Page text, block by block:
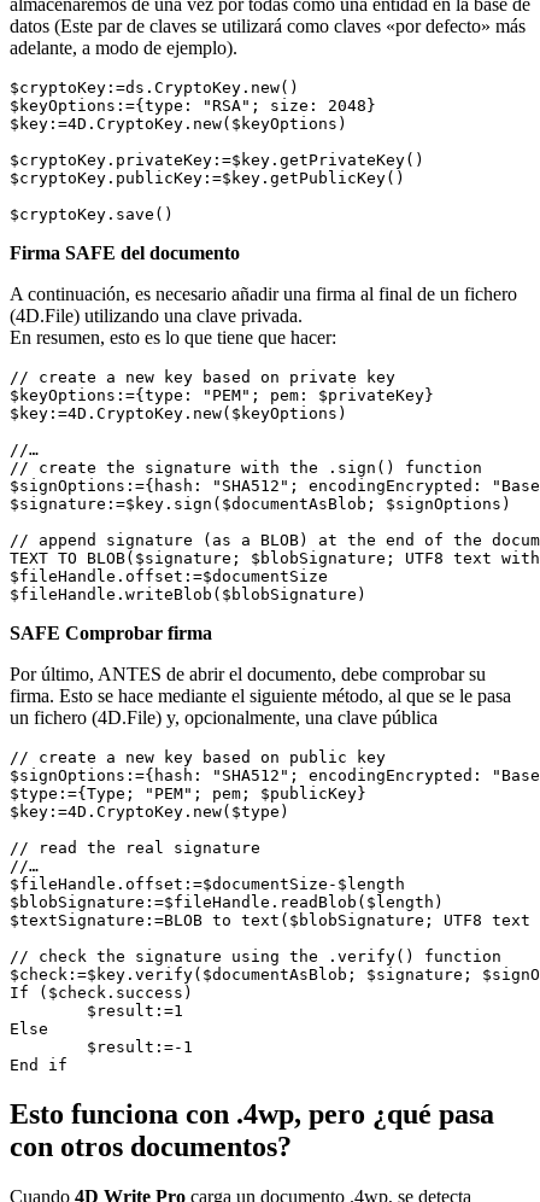
datos (Este par de claves se utilizará como claves «por defecto» más
adelante, a modo de ejemplo).
$cryptoKey:=ds.CryptoKey.new()
$keyOptions:={type: "RSA"; size: 2048}
$key:=4D.CryptoKey.new($keyOptions)
$cryptoKey.privateKey:=$key.getPrivateKey()
$cryptoKey.publicKey:=$key.getPublicKey()
Firma SAFE del documento
A continuación, es necesario añadir una firma al final de un fichero
(4D.File) utilizando una clave privada.
En resumen, esto es lo que tiene que hacer:
// create a new key based on private key
$keyOptions:={type: "PEM"; pem: $privateKey}
$key:=4D.CryptoKey.new($keyOptions)
//…
// create the signature with the .sign() function
$signOptions:={hash: "SHA512"; encodingEncrypted:
$signature:=$key.sign($documentAsBlob; $signOptions)
// append signature (as a BLOB) at the end of the
TEXT TO BLOB($signature; $blobSignature; UTF8 text
$fileHandle.offset:=$documentSize
$fileHandle.writeBlob($blobSignature)
SAFE Comprobar firma
Por último, ANTES de abrir el documento, debe comprobar su
firma. Esto se hace mediante el siguiente método, al que se le pasa
un fichero (4D.File) y, opcionalmente, una clave pública
// create a new key based on public key
$signOptions:={hash: "SHA512"; encodingEncrypted:
$type:={Type; "PEM"; pem; $publicKey}
$key:=4D.CryptoKey.new($type)
// read the real signature
//…
$fileHandle.offset:=$documentSize-$length
$blobSignature:=$fileHandle.readBlob($length)
$textSignature:=BLOB to text($blobSignature; UTF8
// check the signature using the .verify() function
$check:=$key.verify($documentAsBlob; $signature;
If ($check.success)
Else
End if
Esto funciona con .4wp, pero ¿qué pasa
con otros documentos?
Cuando 4D Write Pro carga un documento .4wp, se detecta